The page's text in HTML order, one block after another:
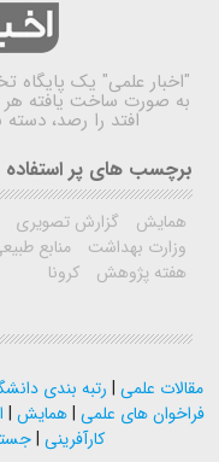
"اخبار علمی" یک پایگاه
به صورت ساخت یافته هر
افتد را رصد،
برچسب های پر استفاده
همایش گزارش تصویری
وزارت بهداشت
منابع
هفته پژوهش
کرونا
مقالات علمی | رتبه بندی
فراخوان های علمی |همایش |
کارآفرینی |